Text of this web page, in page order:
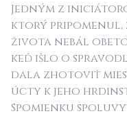
Jedným z
ktorý pripomenul,
života nebál
keď išlo o
dala zhotoviť
úcty k jeho
Spomienku